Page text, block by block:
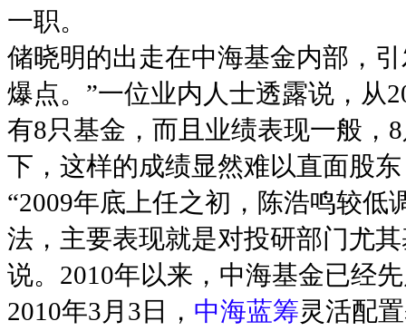
一职。
储晓明的出走在中海基金内部，
爆点。”一位业内人士透露说，从
有8只基金，而且业绩表现一般，
下，这样的成绩显然难以直面股
“2009年底上任之初，陈浩鸣较
法，主要表现就是对投研部门尤
说。2010年以来，中海基金已经
2010年3月3日， 中海蓝筹灵活配